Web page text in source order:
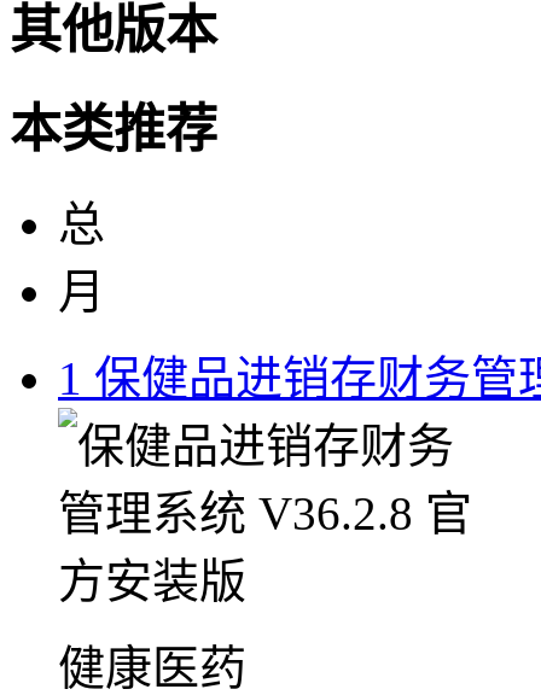
其他版本
本类推荐
总
月
1 保健品进销存财务管
健康医药